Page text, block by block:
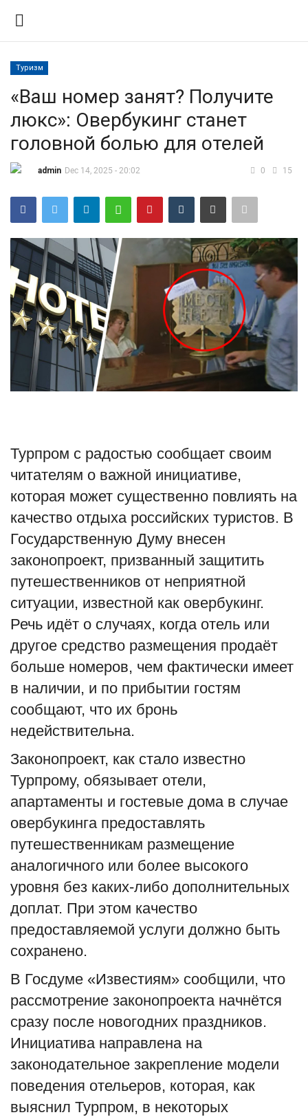
Контакты
Экономика
Технологии
Спорт
Туризм
Недвижимость
Образование
Шоу-бизнес
В мире
Россия
Язык
Туризм
«Ваш номер занят? Получите
люкс»: Овербукинг станет
головной болью для отелей
admin Dec 14, 2025 - 20:02 0 15
Турпром с радостью сообщает своим
читателям о важной инициативе,
которая может существенно повлиять на
качество отдыха российских туристов. В
Государственную Думу внесен
законопроект, призванный защитить
путешественников от неприятной
ситуации, известной как овербукинг.
Речь идёт о случаях, когда отель или
другое средство размещения продаёт
больше номеров, чем фактически имеет
в наличии, и по прибытии гостям
сообщают, что их бронь
недействительна.
Законопроект, как стало известно
Турпрому, обязывает отели,
апартаменты и гостевые дома в случае
овербукинга предоставлять
путешественникам размещение
аналогичного или более высокого
уровня без каких-либо дополнительных
доплат. При этом качество
предоставляемой услуги должно быть
сохранено.
В Госдуме «Известиям» сообщили, что
рассмотрение законопроекта начнётся
сразу после новогодних праздников.
Инициатива направлена на
законодательное закрепление модели
поведения отельеров, которая, как
выяснил Турпром, в некоторых